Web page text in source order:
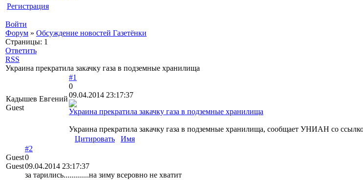
Регистрация
Войти
Форум » Обсуждение новостей Газетёнки
Страницы: 1
Ответить
RSS
Украина прекратила закачку газа в подземные хранилища
Кадышев Евгений
Guest
#1
0
09.04.2014 23:17:37
Украина прекратила закачку газа в подземные хранилища
Украина прекратила закачку газа в подземные хранилища, сообщает УНИАН со
Цитировать
Имя
Guest
Guest
#2
0
09.04.2014 23:17:37
за тарились.............на зиму всеровно не хватит